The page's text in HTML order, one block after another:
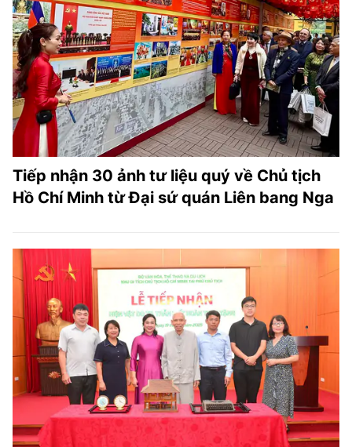
TRA CỨU PHƯỜNG XÃ
CỐNG HIẾN
BÙI XUÂN PHÁI
TIỆN ÍCH
LIÊN HỆ QUẢNG CÁO
Hotline: 0981.119.189
MẠNG XÃ HỘI
Tiếp nhận 30 ảnh tư liệu quý về Chủ tịch
Hồ Chí Minh từ Đại sứ quán Liên bang Nga